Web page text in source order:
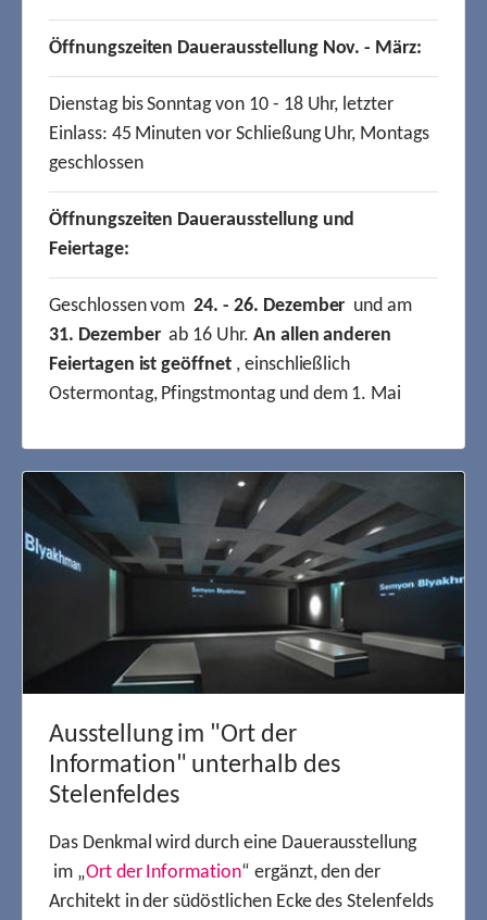
Ausstellung im "Ort der
Information" unterhalb des
Stelenfeldes
Das Denkmal wird durch eine Dauerausstellung
im „Ort der Information“ ergänzt, den der
Architekt in der südöstlichen Ecke des Stelenfelds
Öffnungszeiten Dauerausstellung Nov. - März:
Dienstag bis Sonntag von 10 - 18 Uhr, letzter
Einlass: 45 Minuten vor Schließung Uhr, Montags
geschlossen
Öffnungszeiten Dauerausstellung und
Feiertage:
Geschlossen vom24. - 26. Dezember und am
31. Dezemberab 16 Uhr. An allen anderen
Feiertagen ist geöffnet, einschließlich
Ostermontag, Pfingstmontag und dem 1. Mai